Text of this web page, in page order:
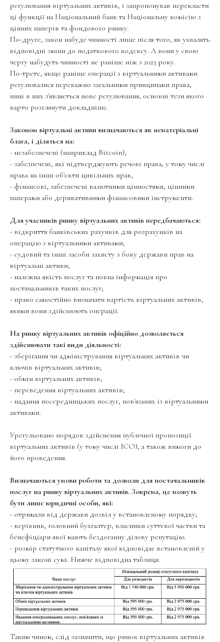
регулювання віртуальних активів, і запропонував перекласти
ці функції на Національний банк та Національну комісію з
цінних паперів та фондового ринку.
По-друге, закон набуде чинності лише після того, як ухвалять
відповідні зміни до податкового кодексу. А вони у свою
чергу набудуть чинності не раніше ніж з 2023 року.
По-третє, якщо раніше операції з віртуальними активами
регулювалися переважно загальними принципами права,
нині в них з'являється нове регулювання, основні тези якого
варто розглянути докладніше.
Законом віртуальні активи визначаються як нематеріальні
блага, і діляться на:
- незабезпечені (наприклад Bitcoin),
- забезпечені, які підтверджують речові права, у тому числі
права на інші об'єкти цивільних прав,
- фінансові, забезпечені валютними цінностями, цінними
паперами або деривативними фінансовими інструменти.
Для учасників ринку віртуальних активів передбачаються:
- відкриття банківських рахунків для розрахунків на
операцію з віртуальними активами;
- судовий та інші засоби захисту з боку держави прав на
віртуальні активи;
- належна якість послуг та повна інформація про
постачальників таких послуг;
- право самостійно визначати вартість віртуальних активів,
якими вони здійснюють операції.
На ринку віртуальних активів офіційно дозволяється
здійснювати такі види діяльності:
- зберігання чи адміністрування віртуальних активів чи
ключів віртуальних активів;
- обмін віртуальних активів;
- переведення віртуальних активів;
- надання посередницьких послуг, пов'язаних із віртуальними
активами.
Урегульовано порядок здійснення публічної пропозиції
віртуальних активів (у тому числі ICO), а також вимоги до
його проведення.
Визначаються умови роботи та дозволи для постачальників
послуг на ринку віртуальних активів. Зокрема, це можуть
бути лише юридичні особи, які:
- отримали від держави дозвіл у встановленому порядку;
- керівник, головний бухгалтер, власники суттєвої частки та
бенефіціари якої мають бездоганну ділову репутацію.
- розмір статутного капіталу якої відповідає встановленій у
цьому законі сумі. Нижче відповідна таблиця:
Таким чином, слід зазначити, що ринок віртуальних активів